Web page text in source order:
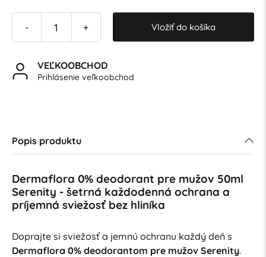
- + Vložiť do košíka
VEĽKOOBCHOD
Prihlásenie veľkoobchod
Popis produktu
Dermaflora 0% deodorant pre mužov 50ml
Serenity - šetrná každodenná ochrana a
príjemná sviežosť bez hliníka
Doprajte si sviežosť a jemnú ochranu každý deň s
Dermaflora 0% deodorantom pre mužov Serenity.